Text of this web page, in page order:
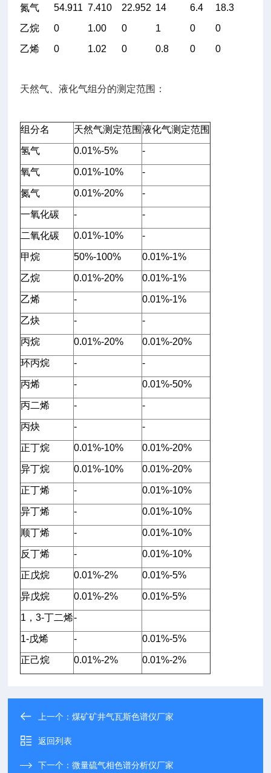
氮气
54.911 7.410 22.952 14 6.4
18.3
乙烷
0 1.00 0 1 0
0
乙烯
0 1.02 0 0.8 0 0
天然气、液化气组分的测定范围：
组分名 天然气测定范围 液化气测定范围
氢气 0.01%-5% -
氧气 0.01%-10% -
氮气 0.01%-20% -
一氧化碳 - -
二氧化碳 0.01%-10% -
甲烷 50%-100% 0.01%-1%
乙烷 0.01%-20% 0.01%-1%
乙烯 - 0.01%-1%
乙炔 - -
丙烷 0.01%-20% 0.01%-20%
环丙烷 - -
丙烯 - 0.01%-50%
丙二烯 - -
丙炔 - -
正丁烷 0.01%-10% 0.01%-20%
异丁烷 0.01%-10% 0.01%-20%
正丁烯 - 0.01%-10%
异丁烯 - 0.01%-10%
顺丁烯 - 0.01%-10%
反丁烯 - 0.01%-10%
正戊烷 0.01%-2% 0.01%-5%
异戊烷 0.01%-2% 0.01%-5%
1，3-丁二烯-
1-戊烯 - 0.01%-5%
正己烷 0.01%-2% 0.01%-2%
上一个：煤矿矿井气瓦斯色谱仪厂家
返回列表
下一个：微量硫气相色谱分析仪厂家